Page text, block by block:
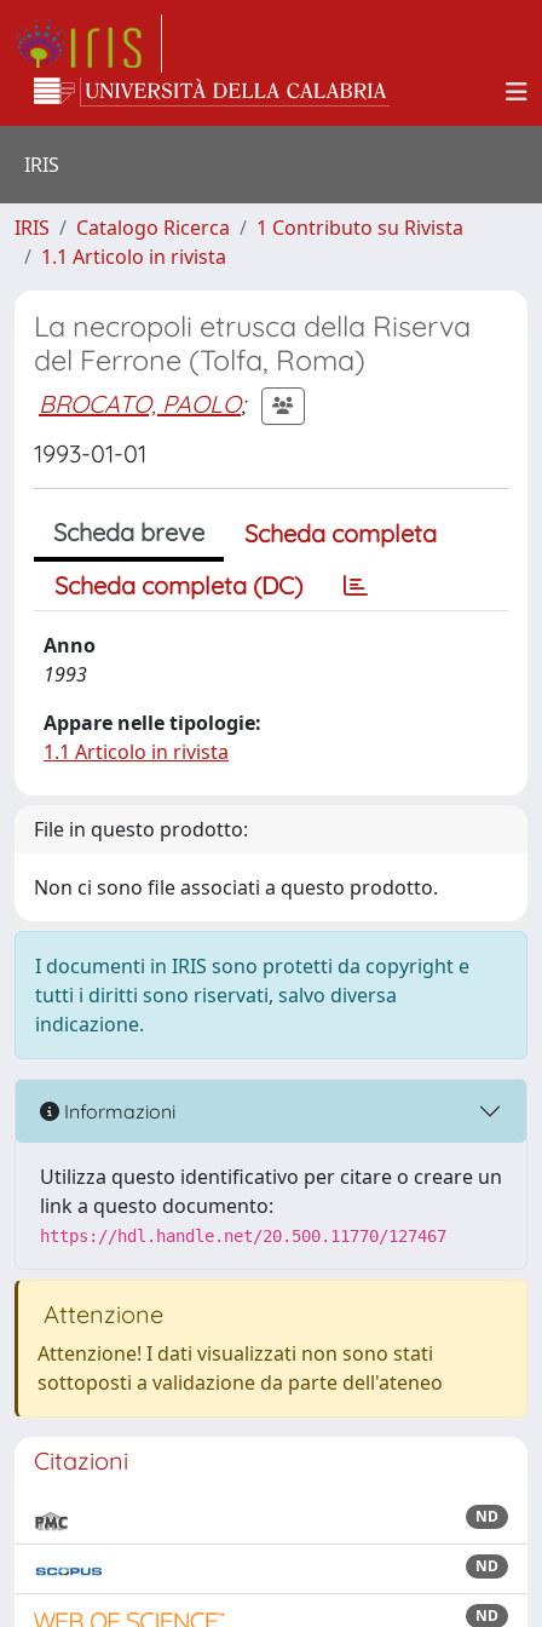
IRIS
IRIS Catalogo Ricerca
1 Contributo su Rivista
1.1 Articolo in rivista
La necropoli etrusca della Riserva
del Ferrone (Tolfa, Roma)
BROCATO, PAOLO;
1993-01-01
Scheda breve
Scheda completa
Scheda completa (DC)
Anno
1993
Appare nelle tipologie:
1.1 Articolo in rivista
File in questo prodotto:
Non ci sono file associati a questo prodotto.
I documenti in IRIS sono protetti da copyright e
tutti i diritti sono riservati, salvo diversa
indicazione.
Informazioni
Utilizza questo identificativo per citare o creare un
link a questo documento:
https://hdl.handle.net/20.500.11770/127467
Attenzione
Attenzione! I dati visualizzati non sono stati
sottoposti a validazione da parte dell'ateneo
Citazioni
ND
ND
ND